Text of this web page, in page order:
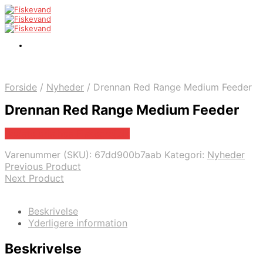
Forside / Nyheder / Drennan Red Range Medium Feeder
Drennan Red Range Medium Feeder
Varenummer (SKU): 67dd900b7aab Kategori: Nyheder
Previous Product
Next Product
Beskrivelse
Yderligere information
Beskrivelse